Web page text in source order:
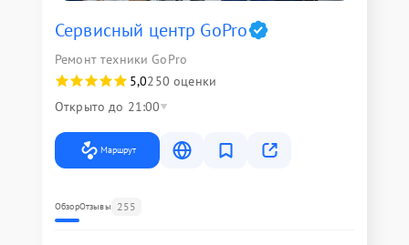
Сервисный центр GoPro
Ремонт техники GoPro
5,0250 оценки
Открыто до 21:00
Маршрут
ОбзорОтзывы 255